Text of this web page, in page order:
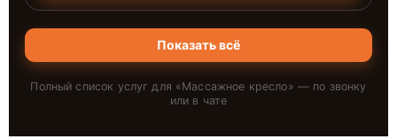
Показать всё
Полный список услуг для «Массажное кресло» — по звонку
или в чате